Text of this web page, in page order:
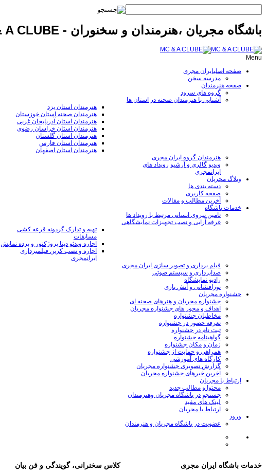
باشگاه مجریان ،هنرمندان و سخنوران - MC & A CLUBE
Menu
صفحه اصلیایران مجری
مدرسه سخن
صفحه هنرمندان
گروه های سرود
آشنایی با هنرمندان صحنه در استان ها
هنرمندان استان یزد
هنرمندان صحنه استان خوزستان
هنرمندان استان آذربایجان غربی
هنرمندان استان خراسان رضوی
هنرمندان استان گلستان
هنرمندان استان فارس
هنرمندان استان اصفهان
هنرمندان گروه ایران مجری
ویدیو گالری و آرشیو رویداد های
ایرانمجری
وبلاگ مجریان
دسته بندی ها
صفحه کاربری
آخرین مطالب و مقالات
خدمات باشگاه
تامین نیروی انسانی مرتبط با رویداد ها
غرفه آرایی و نصب تجهیزات نمایشگاهی
تهیه و تدارک گردونه قرعه کشی
مسابقات
اجاره ویدئو دیتا پروژکتور و پرده نمایش
اجاره و نصب کرین فیلمبرداری
ایرانمجری
فیلم برداری و تصویر سازی ایران مجری
صدابرداری و سیستم صوتی
رادیو نمایشگاه
نورافشانی و آتش بازی
جشنواره مجریان
جشنواره مجریان و هنرهای صحنه ای
اهداف و محور های جشنواره مجریان
مخاطبان جشنواره
تعرفه حضور در جشنواره
ثبت نام در جشنواره
گواهینامه جشنواره
زمان و مکان جشنواره
همراهی و حمایت از جشنواره
کارگاه های آموزشی
گزارش تصویری جشنواره مجریان
آخرین خبرهای جشنواره مجریان
ارتباط با مجریان
محتوا و مطالب جدید
جستجو در باشگاه مجریان وهنرمندان
لینک های مفید
ارتباط با مجریان
ورود
عضویت در باشگاه مجریان و هنرمندان
کلاس سخنرانی، گویندگی و فن بیان خدمات باشگاه ایران مجری